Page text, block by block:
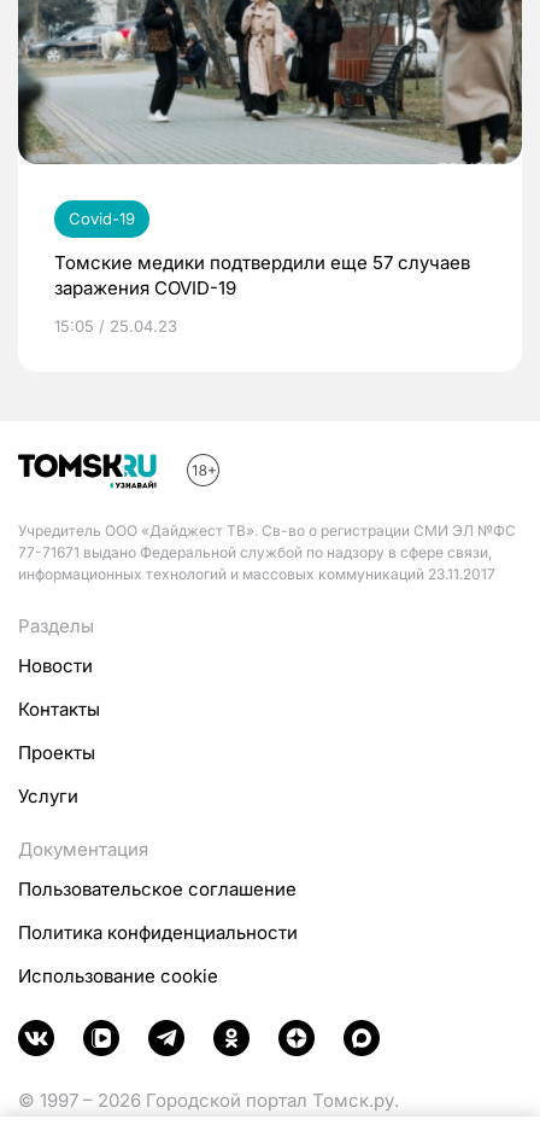
Covid-19
Томские медики подтвердили еще 57 случаев
заражения COVID-19
15:05 / 25.04.23
Учредитель ООО «Дайджест ТВ». Св-во о регистрации СМИ ЭЛ №ФС
77-71671 выдано Федеральной службой по надзору в сфере связи,
информационных технологий и массовых коммуникаций 23.11.2017
Разделы
Новости
Контакты
Проекты
Услуги
Документация
Пользовательское соглашение
Политика конфиденциальности
Использование cookie
© 1997 – 2026 Городской портал Томск.ру.